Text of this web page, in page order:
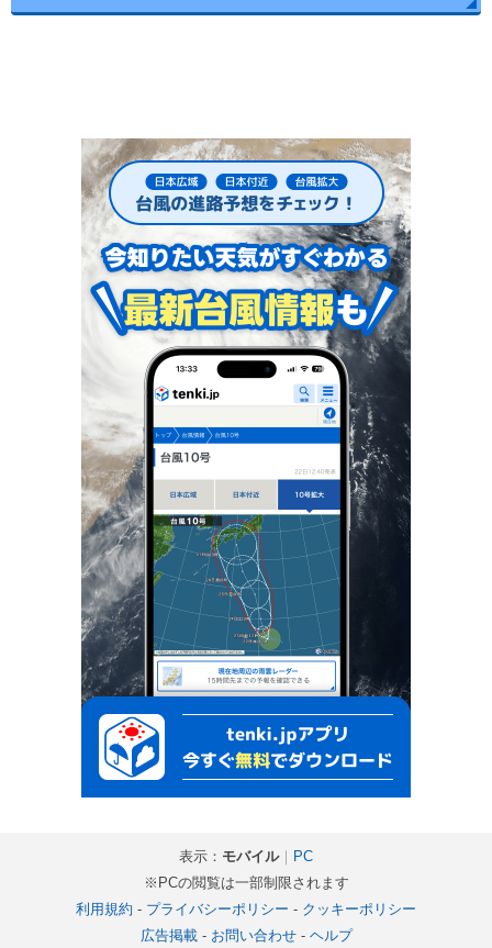
表示： モバイル｜ PC
※PCの閲覧は一部制限されます
利用規約 - プライバシーポリシー - クッキーポリシー
広告掲載- お問い合わせ- ヘルプ